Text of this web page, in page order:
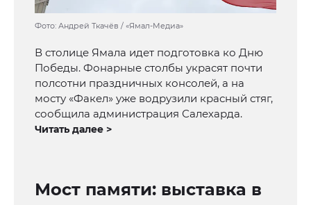
Фото: Андрей Ткачёв / «Ямал-Медиа»
В столице Ямала идет подготовка ко Дню
Победы. Фонарные столбы украсят почти
полсотни праздничных консолей, а на
мосту «Факел» уже водрузили красный стяг,
сообщила администрация Салехарда.
Читать далее >
Мост памяти: выставка в